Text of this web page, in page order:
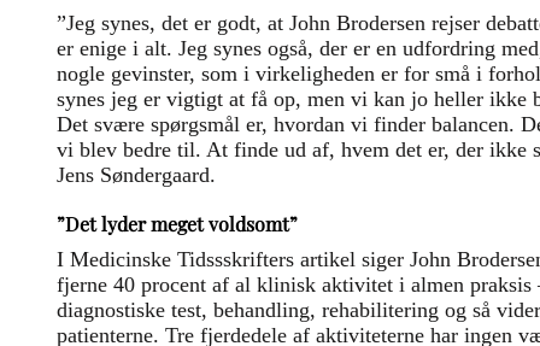
”Jeg synes, det er godt, at John Brodersen rejser
er enige i alt. Jeg synes også, der er en udfordring
nogle gevinster, som i virkeligheden er for små i
synes jeg er vigtigt at få op, men vi kan jo heller ikke
Det svære spørgsmål er, hvordan vi finder balancen.
vi blev bedre til. At finde ud af, hvem det er, der ikke
Jens Søndergaard.
”Det lyder meget voldsomt”
I Medicinske Tidssskrifters artikel siger John
fjerne 40 procent af al klinisk aktivitet i almen praksis
diagnostiske test, behandling, rehabilitering og så
patienterne. Tre fjerdedele af aktiviteterne har ingen